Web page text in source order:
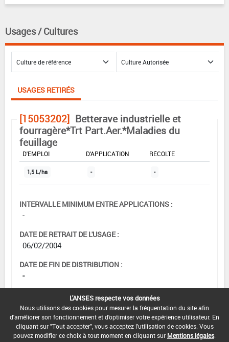
Usages / Cultures
USAGES RETIRÉS
[15053202] Betterave industrielle et
fourragère*Trt Part.Aer.*Maladies du
feuillage
DOSE MAX
D'EMPLOI
D'APPLICATION
RÉCOLTE
1,5 L/ha - -
INTERVALLE MINIMUM ENTRE APPLICATIONS :
-
DATE DE RETRAIT DE L'USAGE :
06/02/2004
DATE DE FIN DE DISTRIBUTION :
-
DATE DE FIN D'UTILISATION :
-
L'ANSES respecte vos données
Nous utilisons des cookies pour mesurer la fréquentation du site afin
d'améliorer son fonctionnement et d'optimiser votre expérience utilisateur. En
cliquant sur "Tout accepter", vous acceptez l'utilisation de cookies. Vous
pouvez modifier ce choix à tout moment en cliquant sur Mentions légales